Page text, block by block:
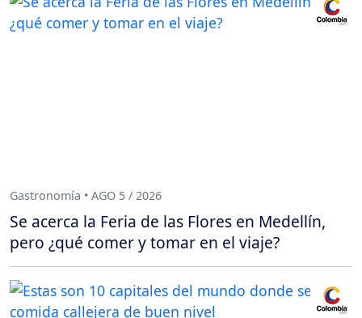
Gastronomía • AGO 5 / 2026
Se acerca la Feria de las Flores en Medellín,
pero ¿qué comer y tomar en el viaje?